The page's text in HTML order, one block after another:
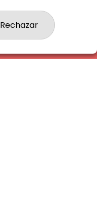
Rechazar